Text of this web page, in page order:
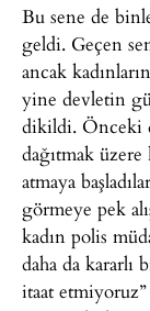
Bu sene de
geldi. Geçen
ancak
yine devletin
dikildi. Önceki
dağıtmak
atmaya
görmeye pek
kadın polis
daha da kararlı
itaat etmiyoruz”